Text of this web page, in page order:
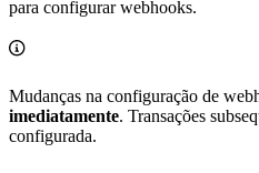
para configurar webhooks.
Mudanças na configuração de
imediatamente. Transações
configurada.